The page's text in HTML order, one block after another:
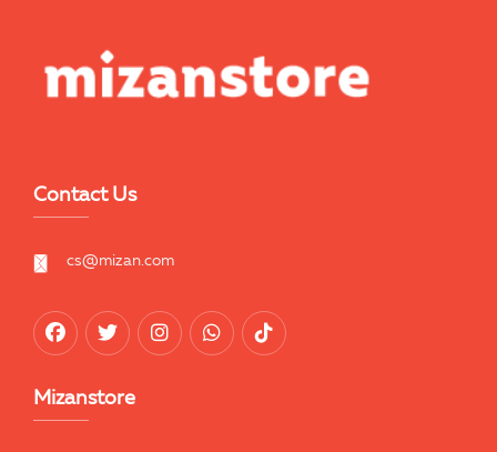
Contact Us
cs@mizan.com
Mizanstore